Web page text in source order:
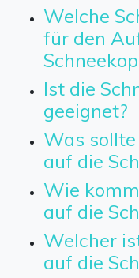
Welche
für den
Ist die
geeignet?
Was
auf die
Wie
auf die
Welcher
auf die